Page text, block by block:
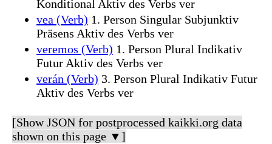
Konditional Aktiv des Verbs ver
vea (Verb) 1. Person Singular Subjunktiv
Präsens Aktiv des Verbs ver
veremos (Verb) 1. Person Plural Indikativ
Futur Aktiv des Verbs ver
verán (Verb) 3. Person Plural Indikativ Futur
Aktiv des Verbs ver
[Show JSON for postprocessed kaikki.org data
shown on this page ▼]